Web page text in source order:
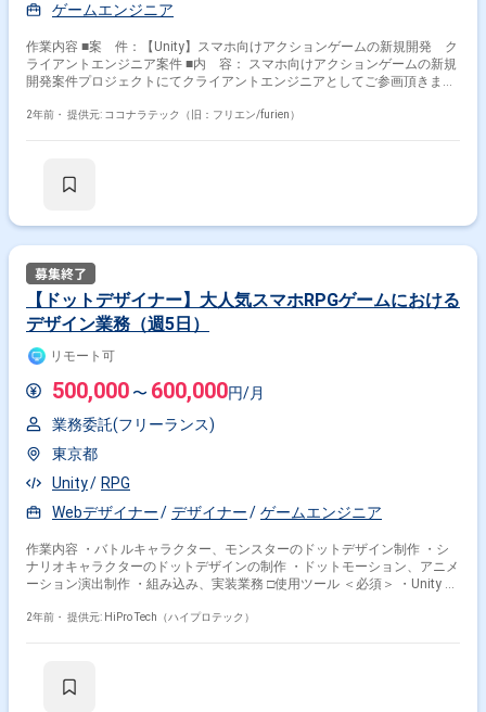
ゲームエンジニア
作業内容 ■案 件：【Unity】スマホ向けアクションゲームの新規開発 ク
ライアントエンジニア案件 ■内 容： スマホ向けアクションゲームの新規
開発案件プロジェクトにてクライアントエンジニアとしてご参画頂きま
対応 ・アウトゲーム（API結合、UI実装）
2年前・ 提供元: ココナラテック（旧：フリエン/furien）
【ドットデザイナー】大人気スマホRPGゲームにおける
デザイン業務（週5日）
リモート可
500,000 〜 600,000円/月
業務委託(フリーランス)
東京都
Unity
RPG
Webデザイナー
デザイナー ゲームエンジニア
作業内容 ・バトルキャラクター、モンスターのドットデザイン制作 ・シ
ナリオキャラクターのドットデザインの制作 ・ドットモーション、アニメ
ーション演出制作 ・組み込み、実装業務 □使用ツール ＜必須＞ ・Unity ・
社は某人気スマートフォン向けRPGゲーム開発を行う企業です。 今回はド
2年前・ 提供元: HiPro Tech（ハイプロテック）